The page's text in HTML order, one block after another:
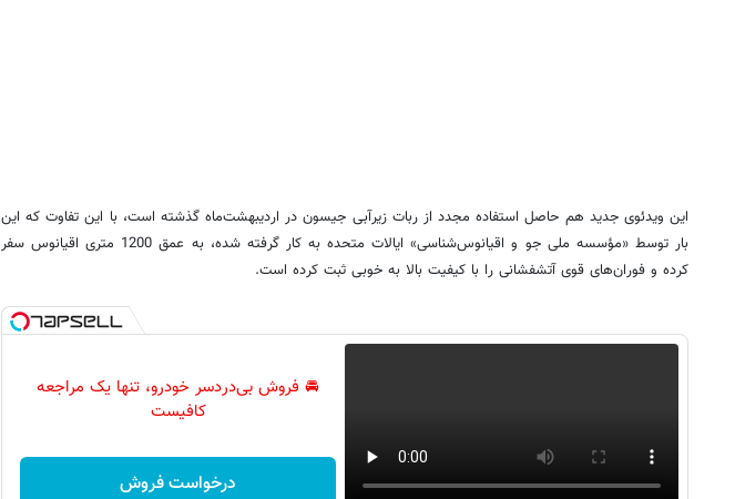
این ویدئوی جدید هم حاصل استفاده مجدد از ربات زیرآبی جیسون در اردیبهشت‌ماه گذشته است، با این تفاوت که این
بار توسط «مؤسسه ملی جو و اقیانوس‌شناسی» ایالات متحده به کار گرفته شده، به عمق 1200 متری اقیانوس سفر
کرده و فوران‌های قوی آتشفشانی را با کیفیت بالا به خوبی ثبت کرده است.
🚘 فروش بی‌دردسر خودرو، تنها یک مراجعه
کافیست
درخواست فروش